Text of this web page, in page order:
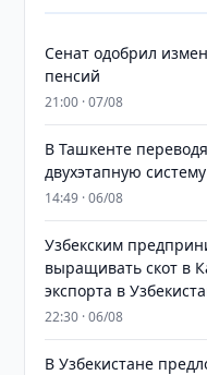
Сенат одобрил
пенсий
21:00 · 07/08
В Ташкенте
двухэтапную систему
14:49 · 06/08
Узбекским
выращивать скот в
экспорта в
22:30 · 06/08
В Узбекистане